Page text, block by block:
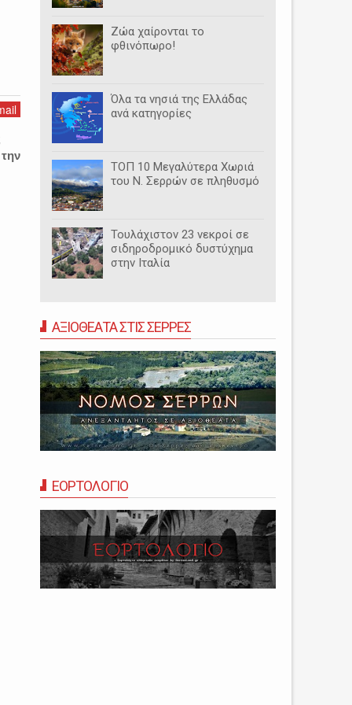
Ζώα χαίρονται το
φθινόπωρο!
Όλα τα νησιά της Ελλάδας
ανά κατηγορίες
ΤΟΠ 10 Μεγαλύτερα Χωριά
του Ν. Σερρών σε πληθυσμό
Τουλάχιστον 23 νεκροί σε
σιδηροδρομικό δυστύχημα
στην Ιταλία
ΑΞΙΟΘΕΑΤΑ ΣΤΙΣ ΣΕΡΡΕΣ
ΕΟΡΤΟΛΟΓΙΟ